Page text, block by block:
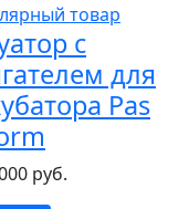
товар
с
для
Pas
руб.